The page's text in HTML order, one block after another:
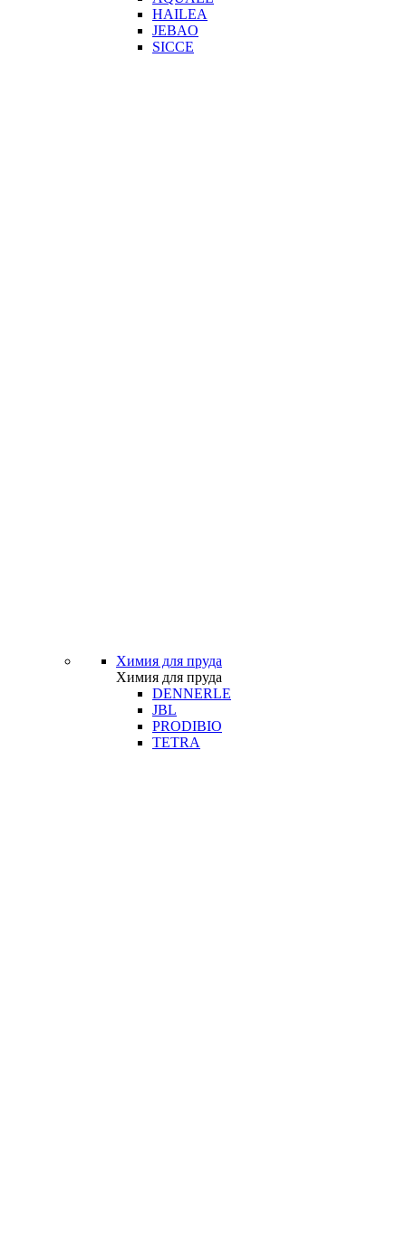
HAILEA
JEBAO
SICCE
Химия для пруда
Химия для пруда
DENNERLE
JBL
PRODIBIO
TETRA